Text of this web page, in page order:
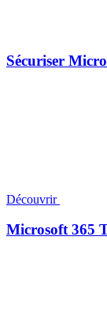
Sécuriser
Découvrir
Microsoft 365